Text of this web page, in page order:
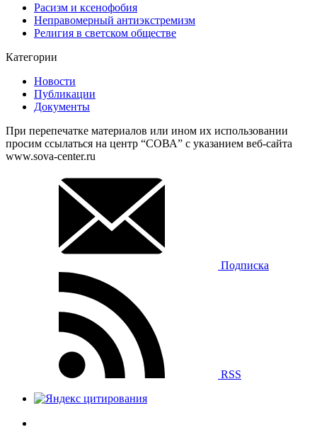
Расизм и ксенофобия
Неправомерный антиэкстремизм
Религия в светском обществе
Категории
Новости
Публикации
Документы
При перепечатке материалов или ином их использовании
просим ссылаться на центр “СОВА” с указанием веб-сайта
www.sova-center.ru
Подписка
RSS